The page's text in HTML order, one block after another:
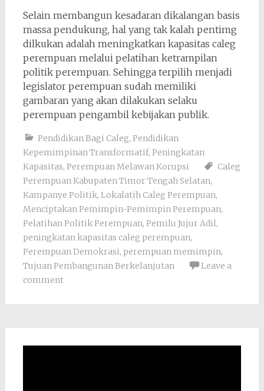
Selain membangun kesadaran dikalangan basis
massa pendukung, hal yang tak kalah pentimg
dilkukan adalah meningkatkan kapasitas caleg
perempuan melalui pelatihan ketrampilan
politik perempuan. Sehingga terpilih menjadi
legislator perempuan sudah memiliki
gambaran yang akan dilakukan selaku
perempuan pengambil kebijakan publik.
Pendidikan Bagi Caleg, Pendidikan
Kepemimpinan Transformatif, Peningkatan
Kapasitas, Perempuan Melawan Korupsi
Caleg
Perempuan Kabupaten Timor Tengah Selatan,
Kampanye Politik, Lokalatih Caleg Perempuan,
Menciptakan Pemimpin-Pemimpin Perempuan,
Pelatihan Politik Perempuan, Pemilu Jujur Adil,
peningkatan kapasitas caleg perempuan,
Perempuan Demokrasi, perempuan memimpin,
Tujuan Pembangunan Berkelanjutan
Leave a
comment